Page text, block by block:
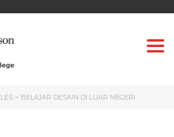
> BELAJAR DESAIN DI LUAR NEGERI